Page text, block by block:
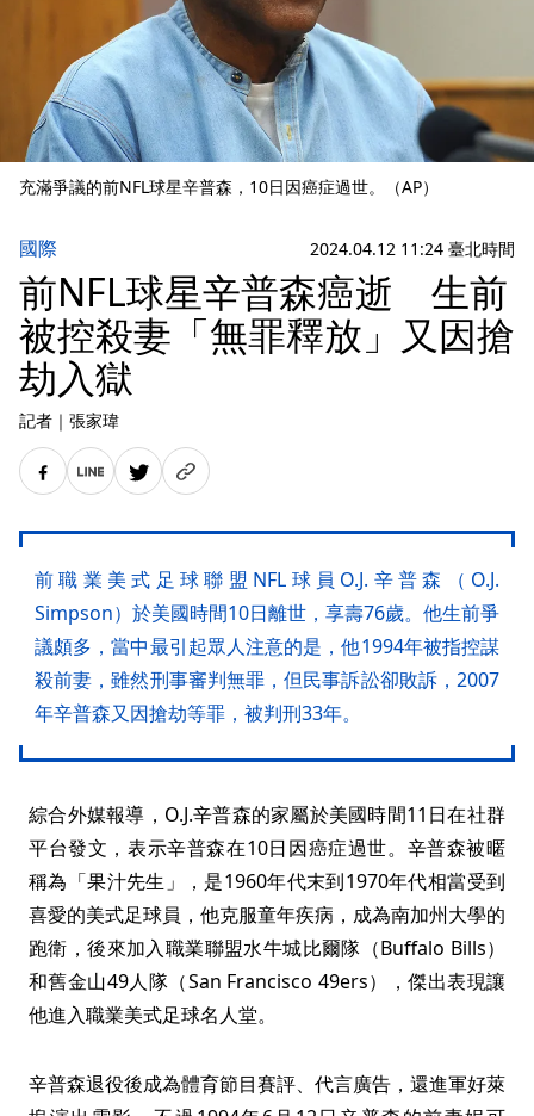
充滿爭議的前NFL球星辛普森，10日因癌症過世。（AP）
國際 2024.04.12 11:24 臺北時間
前NFL球星辛普森癌逝 生前
被控殺妻「無罪釋放」又因搶
劫入獄
記者 ｜ 張家瑋
前職業美式足球聯盟NFL球員O.J.辛普森（O.J.
Simpson）於美國時間10日離世，享壽76歲。他生前爭
議頗多，當中最引起眾人注意的是，他1994年被指控謀
殺前妻，雖然刑事審判無罪，但民事訴訟卻敗訴，2007
年辛普森又因搶劫等罪，被判刑33年。
綜合外媒報導，O.J.辛普森的家屬於美國時間11日在社群
平台發文，表示辛普森在10日因癌症過世。辛普森被暱
稱為「果汁先生」，是1960年代末到1970年代相當受到
喜愛的美式足球員，他克服童年疾病，成為南加州大學的
跑衛，後來加入職業聯盟水牛城比爾隊（Buffalo Bills）
和舊金山49人隊（San Francisco 49ers），傑出表現讓
他進入職業美式足球名人堂。
辛普森退役後成為體育節目賽評、代言廣告，還進軍好萊